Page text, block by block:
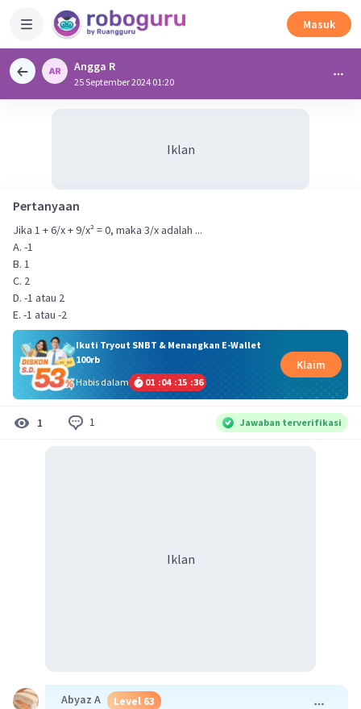
Masuk
Angga R
25 September 2024 01:20
Iklan
Pertanyaan
Jika 1 + 6/x + 9/x² = 0, maka 3/x adalah ...
A. -1
B. 1
C. 2
D. -1 atau 2
E. -1 atau -2
Ikuti Tryout SNBT & Menangkan E-Wallet
100rb
Habis dalam
01 :04 :15 :35
Klaim
1 1 Jawaban terverifikasi
Iklan
Abyaz A Level 63